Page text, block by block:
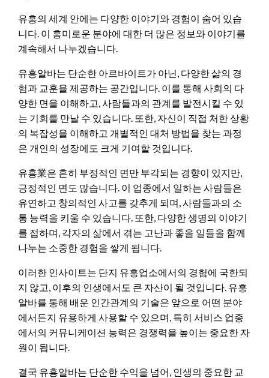
유흥의 세계 안에는 다양한 이야기와 경험이 숨어 있습
니다. 이 흥미로운 분야에 대한 더 많은 정보와 이야기를
계속해서 나누겠습니다.
유흥알바는 단순한 아르바이트가 아닌, 다양한 삶의 경
험과 교훈을 제공하는 공간입니다. 이를 통해 사회의 다
양한 면을 이해하고, 사람들과의 관계를 발전시킬 수 있
는 기회를 만날 수 있습니다. 또한, 자신이 직접 처한 상황
의 복잡성을 이해하고 개별적인 대처 방법을 찾는 과정
은 개인의 성장에도 크게 기여할 것입니다.
유흥業은 흔히 부정적인 면만 부각되는 경향이 있지만,
긍정적인 면도 많습니다. 이 업종에서 일하는 사람들은
유연하고 창의적인 사고를 갖추게 되며, 사람들과의 소
통 능력을 키울 수 있습니다. 또한, 다양한 생명의 이야기
를 접하며, 각자의 삶에서 겪는 고난과 좋을 일들을 함께
나누는 소중한 경험을 쌓게 됩니다.
이러한 인사이트는 단지 유흥업소에서의 경험에 국한되
지 않고, 이후의 인생에서도 큰 자산이 될 것입니다. 유흥
알바를 통해 배운 인간관계의 기술은 앞으로 어떤 분야
에서든지 유용하게 사용할 수 있으며, 특히 서비스 업종
에서의 커뮤니케이션 능력은 경쟁력을 높이는 중요한 자
원이 됩니다.
결국 유흥알바는 단순한 수익을 넘어, 인생의 중요한 교